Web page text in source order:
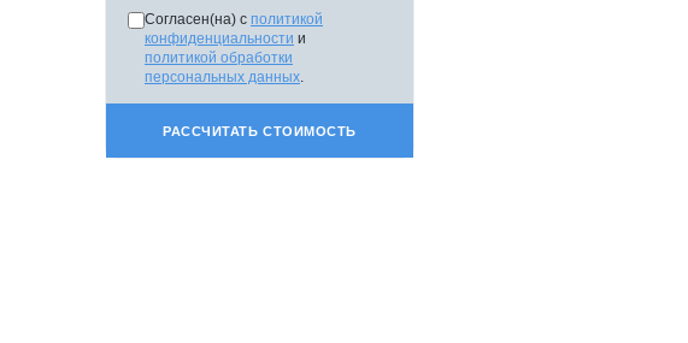
Согласен(на) с политикой
конфиденциальности и
политикой обработки
персональных данных.
РАССЧИТАТЬ СТОИМОСТЬ